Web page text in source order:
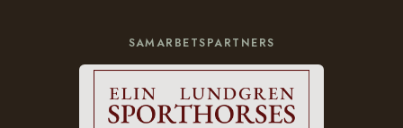
SAMARBETSPARTNERS